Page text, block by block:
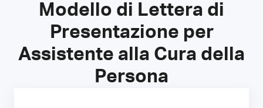
Modello di Lettera di
Presentazione per
Assistente alla Cura della
Persona